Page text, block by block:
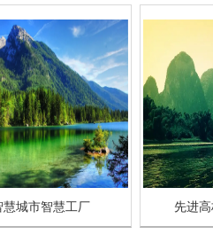
慧城市智慧工厂 先进